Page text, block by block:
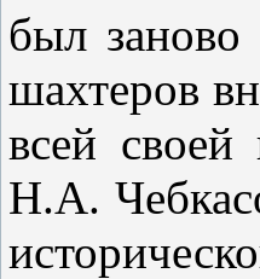
был
шахтеров
всей своей
Н.А.